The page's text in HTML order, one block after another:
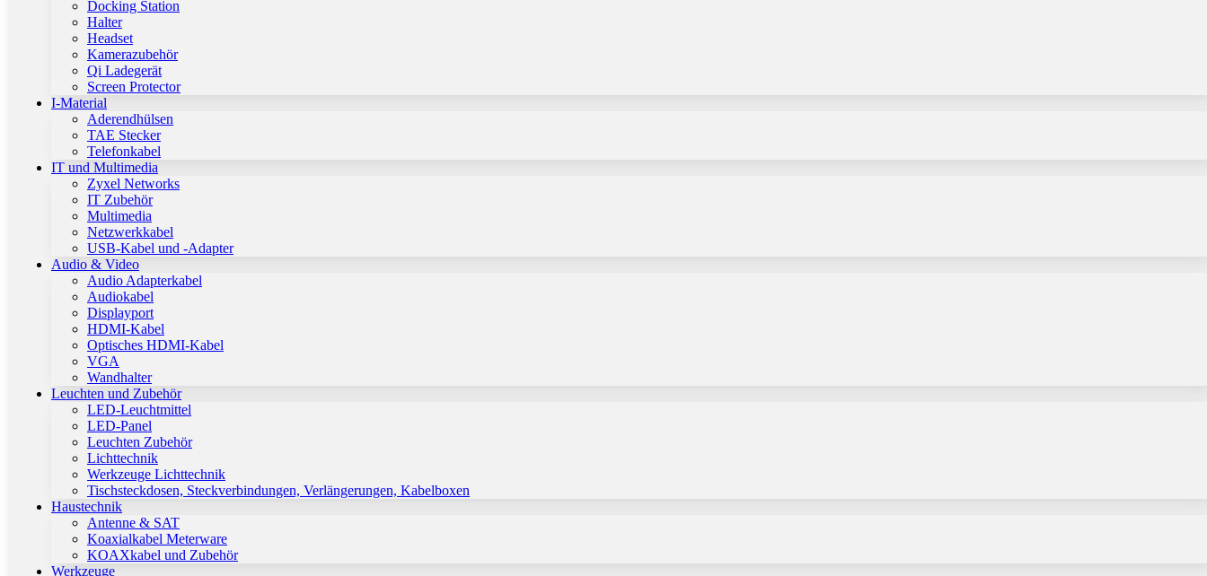
Docking Station
Halter
Headset
Kamerazubehör
Qi Ladegerät
Screen Protector
I-Material
Aderendhülsen
TAE Stecker
Telefonkabel
IT und Multimedia
Zyxel Networks
IT Zubehör
Multimedia
Netzwerkkabel
USB-Kabel und -Adapter
Audio & Video
Audio Adapterkabel
Audiokabel
Displayport
HDMI-Kabel
Optisches HDMI-Kabel
VGA
Wandhalter
Leuchten und Zubehör
LED-Leuchtmittel
LED-Panel
Leuchten Zubehör
Lichttechnik
Werkzeuge Lichttechnik
Tischsteckdosen, Steckverbindungen, Verlängerungen, Kabelboxen
Haustechnik
Antenne & SAT
Koaxialkabel Meterware
KOAXkabel und Zubehör
Werkzeuge